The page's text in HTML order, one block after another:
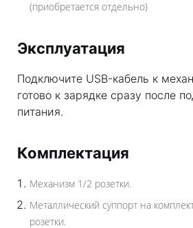
(приобретается отдельно)
Эксплуатация
Подключите USB-кабель к
готово к зарядке сразу после
питания.
Комплектация
Механизм 1/2 розетки.
Металлический суппорт на
розетки.